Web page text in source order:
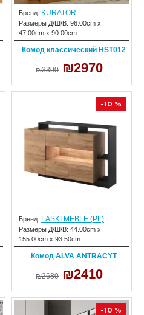
Бренд: KURATOR
Размеры Д/Ш/В: 96.00cm x
47.00cm x 90.00cm
Комод классический HST012
₪3300 ₪2970
-10 %
Бренд: LASKI MEBLE (PL)
Размеры Д/Ш/В: 44.00cm x
155.00cm x 93.50cm
Комод ALVA ANTRACYT
₪2680 ₪2410
-10 %